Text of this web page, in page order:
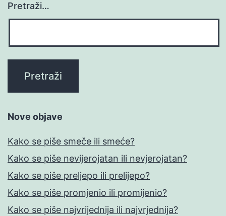
Pretraži…
Nove objave
Kako se piše smeče ili smeće?
Kako se piše nevijerojatan ili nevjerojatan?
Kako se piše preljepo ili prelijepo?
Kako se piše promjenio ili promijenio?
Kako se piše najvrijednija ili najvrjednija?